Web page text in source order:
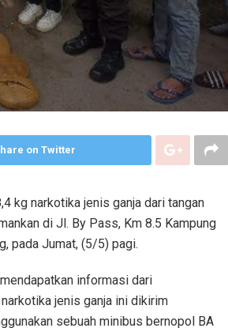
on Twitter
kg narkotika jenis ganja dari tangan
di Jl. By Pass, Km 8.5 Kampung
pada Jumat, (5/5) pagi.
informasi dari
jenis ganja ini dikirim
sebuah minibus bernopol BA